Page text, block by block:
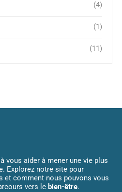
(4)
(1)
(11)
vous aider à mener une vie plus
Explorez notre site pour
et comment nous pouvons vous
vers le bien-être.